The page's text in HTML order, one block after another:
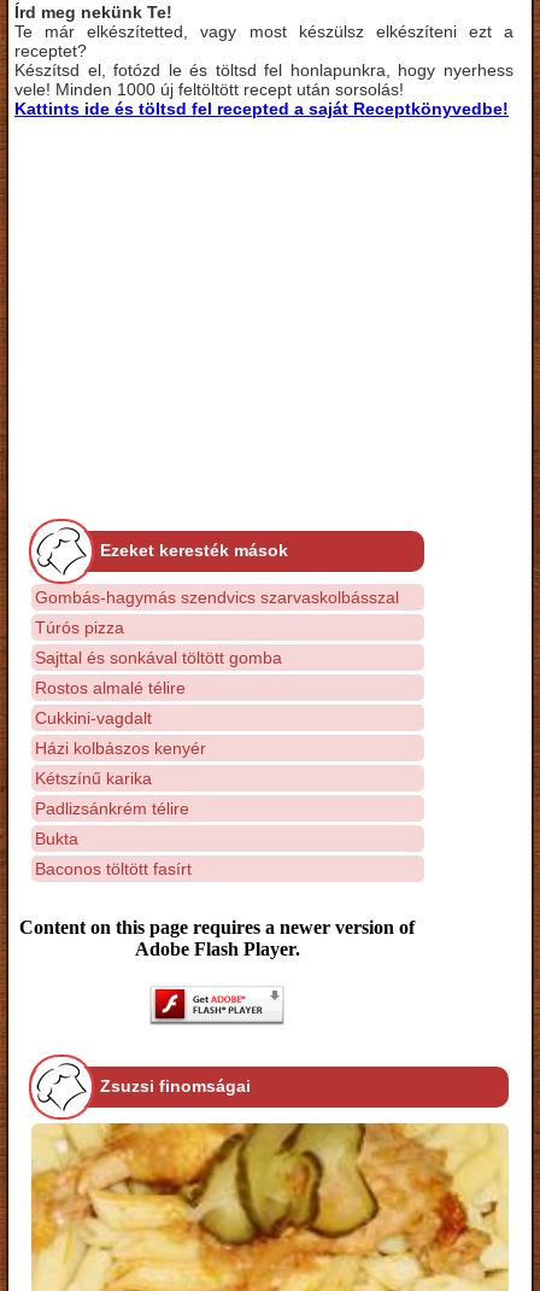
Írd meg nekünk Te!
Te már elkészítetted, vagy most készülsz elkészíteni ezt a
receptet?
Készítsd el, fotózd le és töltsd fel honlapunkra, hogy nyerhess
vele! Minden 1000 új feltöltött recept után sorsolás!
Kattints ide és töltsd fel recepted a saját Receptkönyvedbe!
Ezeket keresték mások
Gombás-hagymás szendvics szarvaskolbásszal
Túrós pizza
Sajttal és sonkával töltött gomba
Rostos almalé télire
Cukkini-vagdalt
Házi kolbászos kenyér
Kétszínű karika
Padlizsánkrém télire
Bukta
Baconos töltött fasírt
Content on this page requires a newer version of
Adobe Flash Player.
Zsuzsi finomságai